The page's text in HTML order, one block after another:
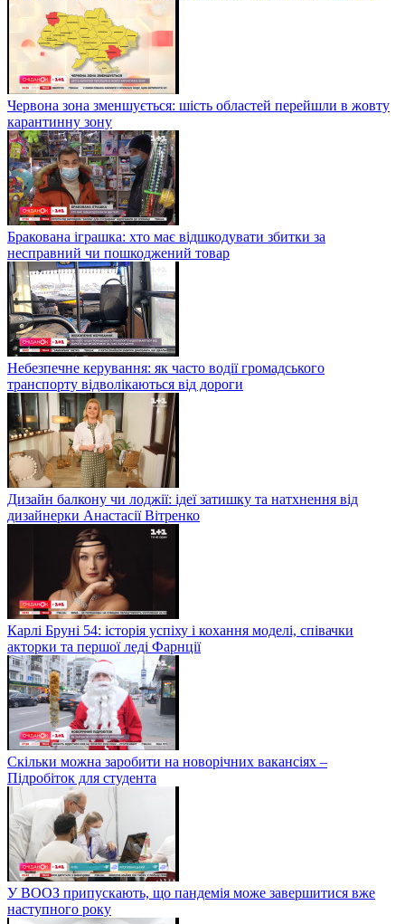
Червона зона зменшується: шість областей перейшли в жовту
карантинну зону
Бракована іграшка: хто має відшкодувати збитки за
несправний чи пошкоджений товар
Небезпечне керування: як часто водії громадського
транспорту відволікаються від дороги
Дизайн балкону чи лоджії: ідеї затишку та натхнення від
дизайнерки Анастасії Вітренко
Карлі Бруні 54: історія успіху і кохання моделі, співачки
акторки та першої леді Фарнції
Скільки можна заробити на новорічних вакансіях –
Підробіток для студента
У ВООЗ припускають, що пандемія може завершитися вже
наступного року